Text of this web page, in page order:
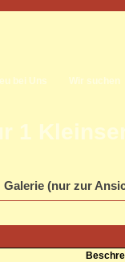
bei Uns Wir suchen
1
Galerie (nur zur